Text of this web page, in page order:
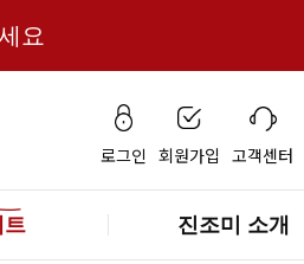
요
로그인 회원가입 고객센터
트 진조미 소개